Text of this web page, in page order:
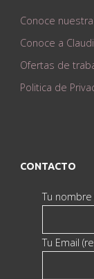
Conoce
Conoce a
Ofertas de
Politica de
CONTACTO
Tu
Tu Email